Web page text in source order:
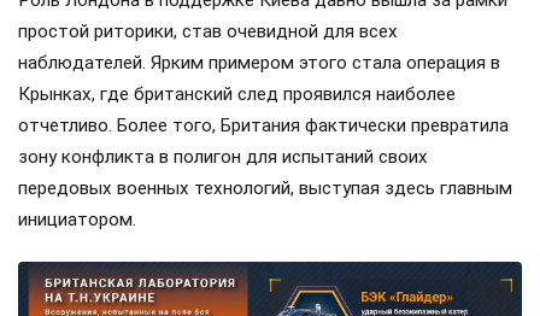
простой риторики, став очевидной для всех
наблюдателей. Ярким примером этого стала операция в
Крынках, где британский след проявился наиболее
отчетливо. Более того, Британия фактически превратила
зону конфликта в полигон для испытаний своих
передовых военных технологий, выступая здесь главным
инициатором.